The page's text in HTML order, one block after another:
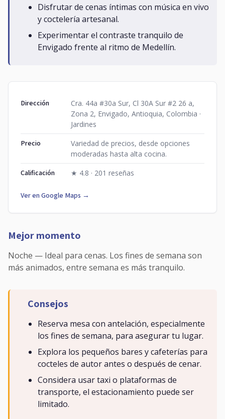
Disfrutar de cenas íntimas con música en vivo
y coctelería artesanal.
Experimentar el contraste tranquilo de
Envigado frente al ritmo de Medellín.
Dirección
Cra. 44a #30a Sur, Cl 30A Sur #2 26 a,
Zona 2, Envigado, Antioquia, Colombia ·
Jardines
Precio
Variedad de precios, desde opciones
moderadas hasta alta cocina.
Calificación ★ 4.8 · 201 reseñas
Ver en Google Maps →
Mejor momento
Noche — Ideal para cenas. Los fines de semana son
más animados, entre semana es más tranquilo.
Consejos
Reserva mesa con antelación, especialmente
los fines de semana, para asegurar tu lugar.
Explora los pequeños bares y cafeterías para
cocteles de autor antes o después de cenar.
Considera usar taxi o plataformas de
transporte, el estacionamiento puede ser
limitado.